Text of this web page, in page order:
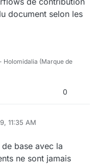
document selon les
Holomidalia (Marque de
0
11:35 AM
base avec la
ne sont jamais